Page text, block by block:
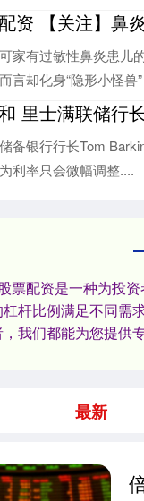
资 【关注】鼻
家有过敏性鼻炎患儿
言却化身“隐形小怪兽
里士满联储行
备银行行长Tom
利率只会微幅调整....
票配资是一种为投
杆比例满足不同需
我们都能为您提供
最新